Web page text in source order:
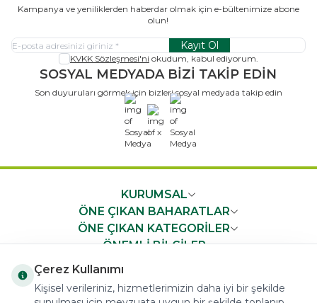
Kampanya ve yeniliklerden haberdar olmak için e-bültenimize abone
olun!
Kayıt Ol
KVKK Sözleşmesi'ni okudum, kabul ediyorum.
SOSYAL MEDYADA BİZİ TAKİP EDİN
Son duyuruları görmek için bizleri sosyal medyada takip edin
x
KURUMSAL
ÖNE ÇIKAN BAHARATLAR
ÖNE ÇIKAN KATEGORİLER
ÖNEMLİ BİLGİLER
Çerez Kullanımı
Kişisel verileriniz, hizmetlerimizin daha iyi bir şekilde